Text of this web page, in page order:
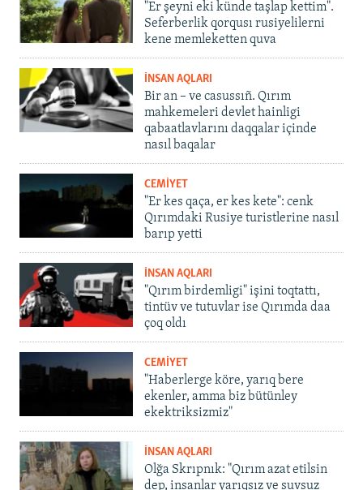
"Er şeyni eki künde taşlap kettim".
Seferberlik qorqusı rusiyelilerni
kene memleketten quva
İNSAN AQLARI
Bir an – ve casussıñ. Qırım
mahkemeleri devlet hainligi
qabaatlavlarını daqqalar içinde
nasıl baqalar
CEMİYET
"Er kes qaça, er kes kete": cenk
Qırımdaki Rusiye turistlerine nasıl
barıp yetti
İNSAN AQLARI
"Qırım birdemligi" işini toqtattı,
tintüv ve tutuvlar ise Qırımda daa
çoq oldı
CEMİYET
"Haberlerge köre, yarıq bere
ekenler, amma biz bütünley
ekektriksizmiz"
İNSAN AQLARI
Olğa Skrıpnık: "Qırım azat etilsin
dep, insanlar yarıqsız ve suvsuz